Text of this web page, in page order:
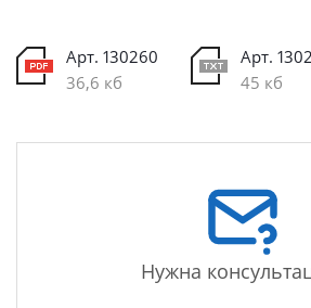
Арт. 130260
36,6 кб
Арт.
45 кб
Нужна